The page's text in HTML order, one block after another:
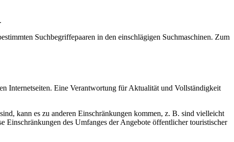
Suchbegriffepaaren in den einschlägigen Suchmaschinen. Zum
Internetseiten. Eine Verantwortung für Aktualität und Vollständigkeit
kann es zu anderen Einschränkungen kommen, z. B. sind vielleicht
Einschränkungen des Umfanges der Angebote öffentlicher touristischer